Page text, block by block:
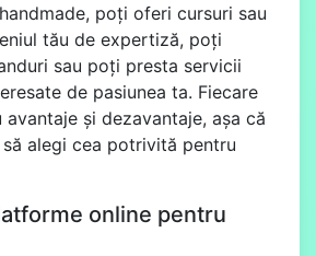
poți oferi cursuri sau
tău de expertiză, poți
sau poți presta servicii
de pasiunea ta. Fiecare
și dezavantaje, așa că
alegi cea potrivită pentru
online pentru